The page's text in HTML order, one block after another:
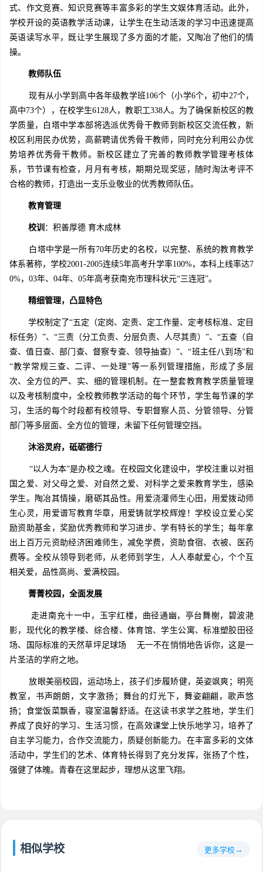
式、作文竞赛、知识竞赛等丰富多彩的学生文娱体育活动。此外，
学校开设的英语教学活动课，让学生在生动活泼的学习中迅速提高
英语读写水平，既让学生展现了多方面的才能，又陶冶了他们的情
操。
教师队伍
现有从小学到高中各年级教学班106个（小学6个，初中27个，
高中73个），在校学生6128人，教职工338人。为了确保新校区的教
学质量，白塔中学本部将选派优秀骨干教师到新校区交流任教，新
校区利用民办优势，高薪聘请优秀骨干教师，同时充分利用公办优
势培养优秀骨干教师。新校区建立了完善的教师教学管理考核体
系，节节课有检查，月月有考核，期期兑现奖惩，随时淘汰考评不
合格的教师，打造出一支乐业敬业的优秀教师队伍。
教育管理
校训 ：积善厚德 育木成林
白塔中学是一所有70年历史的名校，以完整、系统的教育教学
体系著称，学校2001-2005连续5年高考升学率100%，本科上线率达7
0%，03年、04年、05年高考获南充市理科状元“三连冠”。
精细管理，凸显特色
学校制定了“五定（定岗、定责、定工作量、定考核标准、定目
标任务）”、“三责（分工负责、分层负责、人尽其责）”、“五查（自
查、值日查、部门查、督察专查、领导抽查）”、“班主任八到场”和
“教学常规三查、二评、一处理”等一系列管理措施，形成了多层
次、全方位的严、实、细的管理机制。在一整套教育教学质量管理
以及考核制度中，全校教师教学活动的每个环节，学生每节课的学
习，生活的每个时段都有校领导、专职督察人员、分管领导、分管
部门等多层面、全方位的管理，未留下任何管理空挡。
沐浴灵府，砥砺德行
“以人为本”是办校之魂。在校园文化建设中，学校注重以对祖
国之爱、对父母之爱、对自然之爱、对科学之爱来教育学生，感染
学生。陶冶其情操，磨砺其品性。用爱浇灌师生心田，用爱拨动师
生心灵，用爱谱写教育华章，用爱铸就学校辉煌！学校设立爱心奖
励资助基金，奖励优秀教师和学习进步、学有特长的学生；每年拿
出上百万元资助经济困难师生，减免学费，资助食宿、衣被、医药
费等。全校从领导到老师，从老师到学生，人人奉献爱心，个个互
相关爱，品性高尚、爱满校园。
菁菁校园，全面发展
走进南充十一中，玉宇红楼，曲径通幽，亭台舞榭，碧波滟
影，现代化的教学楼、综合楼、体育馆、学生公寓、标准塑胶田径
场、国际标准的天然草坪足球场 无一不在悄悄地告诉你，这是一
片圣洁的学府之地。
放眼美丽校园，运动场上，孩子们步履矫健，英姿飒爽；明亮
教室，书声朗朗，文字激扬；舞台的灯光下，舞姿翩翩，歌声悠
扬；食堂饭菜飘香，寝室温馨舒适。在这读书求学之胜地，学生们
养成了良好的学习、生活习惯，在高效课堂上快乐地学习，培养了
自主学习能力，合作交流能力，质疑创新能力。在丰富多彩的文体
活动中，学生们的艺术、体育特长得到了充分发挥，张扬了个性，
强健了体魄。青春在这里起步，理想从这里飞翔。
相似学校 更多学校